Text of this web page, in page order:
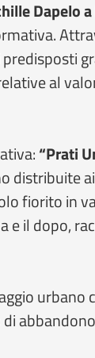
Dapelo a
al
“Prati
distribuite
fiorito in
e il dopo,
urbano